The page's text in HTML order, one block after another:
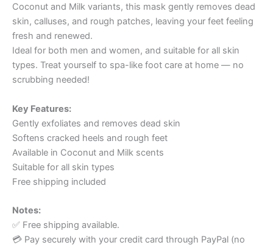
Coconut and Milk variants, this mask gently removes dead
skin, calluses, and rough patches, leaving your feet feeling
fresh and renewed.
Ideal for both men and women, and suitable for all skin
types. Treat yourself to spa-like foot care at home — no
scrubbing needed!
Key Features:
Gently exfoliates and removes dead skin
Softens cracked heels and rough feet
Available in Coconut and Milk scents
Suitable for all skin types
Free shipping included
Notes:
✅ Free shipping available.
💳 Pay securely with your credit card through PayPal (no